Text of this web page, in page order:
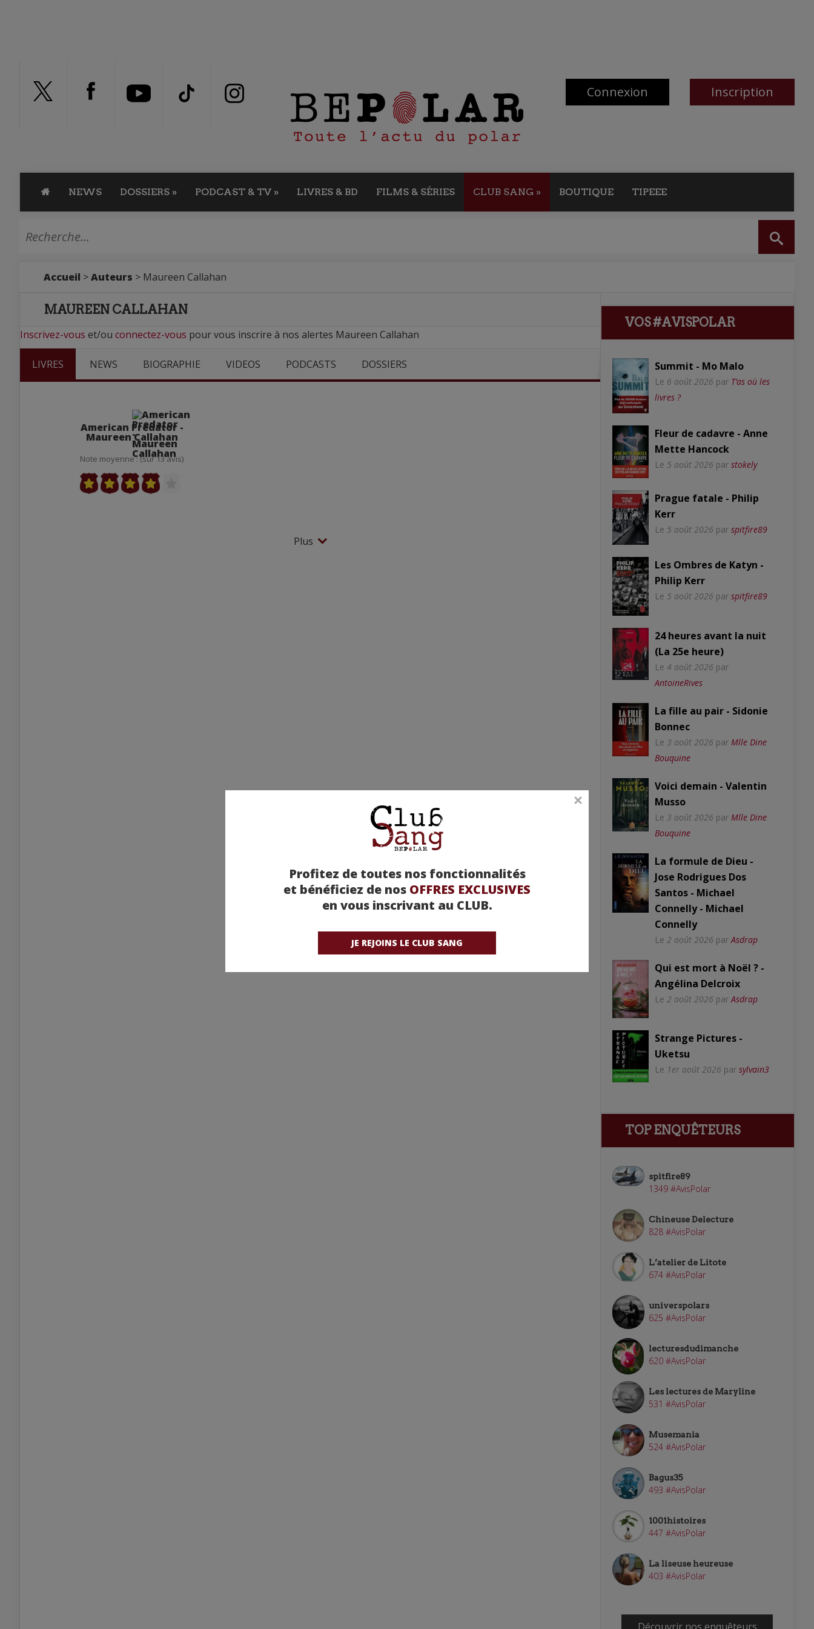
Connexion Inscription
NEWS DOSSIERS » PODCAST & TV » LIVRES & BD FILMS & SÉRIES CLUB SANG » BOUTIQUE TIPEEE
Profitez de toutes nos fonctionnalités
et bénéficiez de nos OFFRES EXCLUSIVES
en vous inscrivant au CLUB.
JE REJOINS LE CLUB SANG
Accueil >Auteurs > Maureen Callahan
MAUREEN CALLAHAN
Inscrivez-vous et/ou connectez-vous pour vous inscrire à nos alertes Maureen Callahan
LIVRES NEWS BIOGRAPHIE VIDEOS PODCASTS DOSSIERS
American Predator -
Maureen Callahan
Note moyenne : (sur 13 avis)
Plus
VOS #AVISPOLAR
Summit - Mo Malo
Le 6 août 2026 par T’as où les
livres ?
Fleur de cadavre - Anne
Mette Hancock
Le 5 août 2026 par stokely
Prague fatale - Philip
Kerr
Le 5 août 2026 par spitfire89
Les Ombres de Katyn -
Philip Kerr
Le 5 août 2026 par spitfire89
24 heures avant la nuit
(La 25e heure)
Le 4 août 2026 par
AntoineRives
La fille au pair - Sidonie
Bonnec
Le 3 août 2026 par Mlle Dine
Bouquine
Voici demain - Valentin
Musso
Le 3 août 2026 par Mlle Dine
Bouquine
La formule de Dieu -
Jose Rodrigues Dos
Santos - Michael
Connelly - Michael
Connelly
Le 2 août 2026 par Asdrap
Qui est mort à Noël ? -
Angélina Delcroix
Le 2 août 2026 par Asdrap
Strange Pictures -
Uketsu
Le 1er août 2026 par sylvain3
TOP ENQUÊTEURS
spitfire89
1349 #AvisPolar
Chineuse Delecture
828 #AvisPolar
L’atelier de Litote
674 #AvisPolar
universpolars
625 #AvisPolar
lecturesdudimanche
620 #AvisPolar
Les lectures de Maryline
531 #AvisPolar
Musemania
524 #AvisPolar
Bagus35
493 #AvisPolar
1001histoires
447 #AvisPolar
La liseuse heureuse
403 #AvisPolar